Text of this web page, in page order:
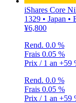
iShares Core
1329 • Japan •
¥6,800
Rend. 0.0 %
Frais 0.05 %
Prix / 1 an +59
Rend. 0.0 %
Frais 0.05 %
Prix / 1 an +59